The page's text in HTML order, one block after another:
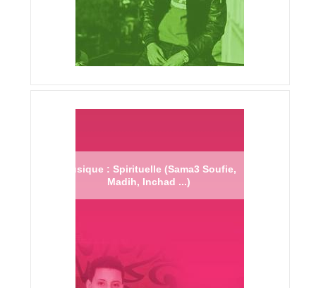
Musique : Spirituelle (Sama3 Soufie,
Madih, Inchad ...)